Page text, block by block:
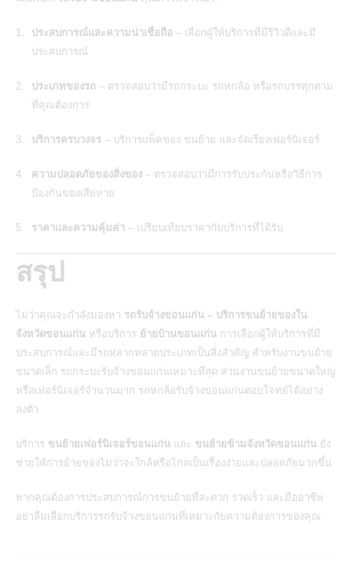
ประสบการณ์และความน่าเชื่อถือ – เลือกผู้ให้บริการที่มีรีวิวดีและมี
ประสบการณ์
ประเภทของรถ – ตรวจสอบว่ามีรถกระบะ รถหกล้อ หรือรถบรรทุกตาม
ที่คุณต้องการ
บริการครบวงจร – บริการแพ็คของ ขนย้าย และจัดเรียงเฟอร์นิเจอร์
ความปลอดภัยของสิ่งของ – ตรวจสอบว่ามีการรับประกันหรือวิธีการ
ป้องกันของเสียหาย
ราคาและความคุ้มค่า – เปรียบเทียบราคากับบริการที่ได้รับ
สรุป
ไม่ว่าคุณจะกำลังมองหา รถรับจ้างขอนแก่น – บริการขนย้ายของใน
จังหวัดขอนแก่น หรือบริการ ย้ายบ้านขอนแก่น การเลือกผู้ให้บริการที่มี
ประสบการณ์และมีรถหลากหลายประเภทเป็นสิ่งสำคัญ สำหรับงานขนย้าย
ขนาดเล็ก รถกระบะรับจ้างขอนแก่นเหมาะที่สุด ส่วนงานขนย้ายขนาดใหญ่
หรือเฟอร์นิเจอร์จำนวนมาก รถหกล้อรับจ้างขอนแก่นตอบโจทย์ได้อย่าง
ลงตัว
บริการ ขนย้ายเฟอร์นิเจอร์ขอนแก่น และ ขนย้ายข้ามจังหวัดขอนแก่น ยัง
ช่วยให้การย้ายของไม่ว่าจะใกล้หรือไกลเป็นเรื่องง่ายและปลอดภัยมากขึ้น
หากคุณต้องการประสบการณ์การขนย้ายที่สะดวก รวดเร็ว และมืออาชีพ
อย่าลืมเลือกบริการรถรับจ้างขอนแก่นที่เหมาะกับความต้องการของคุณ